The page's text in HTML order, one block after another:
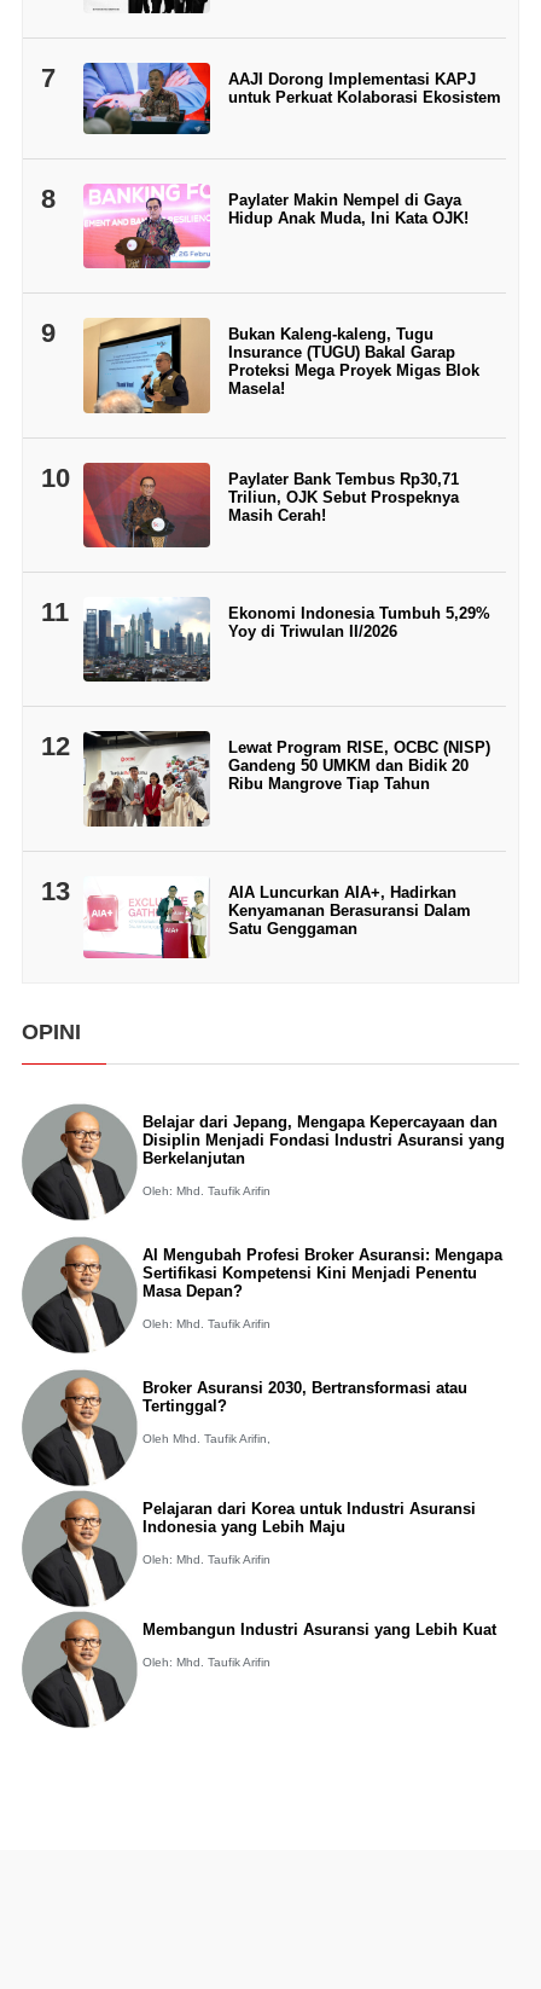
7
AAJI Dorong Implementasi KAPJ
untuk Perkuat Kolaborasi Ekosistem
8
Paylater Makin Nempel di Gaya
Hidup Anak Muda, Ini Kata OJK!
9
Bukan Kaleng-kaleng, Tugu
Insurance (TUGU) Bakal Garap
Proteksi Mega Proyek Migas Blok
Masela!
10
Paylater Bank Tembus Rp30,71
Triliun, OJK Sebut Prospeknya
Masih Cerah!
11
Ekonomi Indonesia Tumbuh 5,29%
Yoy di Triwulan II/2026
12
Lewat Program RISE, OCBC (NISP)
Gandeng 50 UMKM dan Bidik 20
Ribu Mangrove Tiap Tahun
13
AIA Luncurkan AIA+, Hadirkan
Kenyamanan Berasuransi Dalam
Satu Genggaman
OPINI
Belajar dari Jepang, Mengapa Kepercayaan dan
Disiplin Menjadi Fondasi Industri Asuransi yang
Berkelanjutan
Oleh: Mhd. Taufik Arifin
AI Mengubah Profesi Broker Asuransi: Mengapa
Sertifikasi Kompetensi Kini Menjadi Penentu
Masa Depan?
Oleh: Mhd. Taufik Arifin
Broker Asuransi 2030, Bertransformasi atau
Tertinggal?
Oleh Mhd. Taufik Arifin,
Pelajaran dari Korea untuk Industri Asuransi
Indonesia yang Lebih Maju
Oleh: Mhd. Taufik Arifin
Membangun Industri Asuransi yang Lebih Kuat
Oleh: Mhd. Taufik Arifin